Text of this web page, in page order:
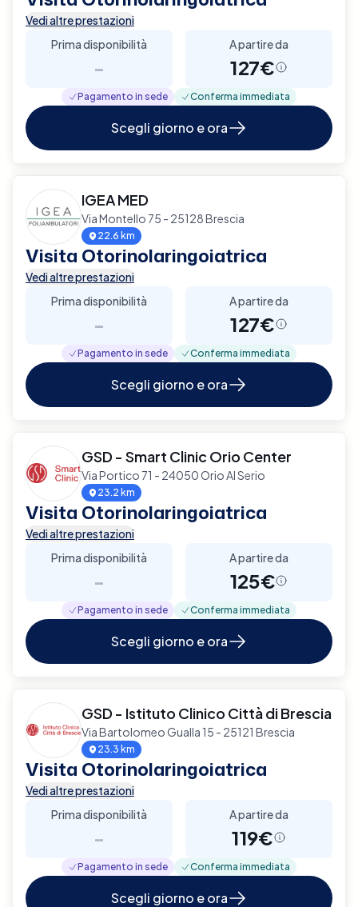
Vedi altre prestazioni
Prima disponibilità
-
A partire da
127€
Pagamento in sede Conferma immediata
Scegli giorno e ora
IGEA MED
Via Montello 75 - 25128 Brescia
22.6 km
Visita Otorinolaringoiatrica
Vedi altre prestazioni
Prima disponibilità
-
A partire da
127€
Pagamento in sede Conferma immediata
Scegli giorno e ora
GSD - Smart Clinic Orio Center
Via Portico 71 - 24050 Orio Al Serio
23.2 km
Visita Otorinolaringoiatrica
Vedi altre prestazioni
Prima disponibilità
-
A partire da
125€
Pagamento in sede Conferma immediata
Scegli giorno e ora
GSD - Istituto Clinico Città di Brescia
Via Bartolomeo Gualla 15 - 25121 Brescia
23.3 km
Visita Otorinolaringoiatrica
Vedi altre prestazioni
Prima disponibilità
-
A partire da
119€
Pagamento in sede Conferma immediata
Scegli giorno e ora